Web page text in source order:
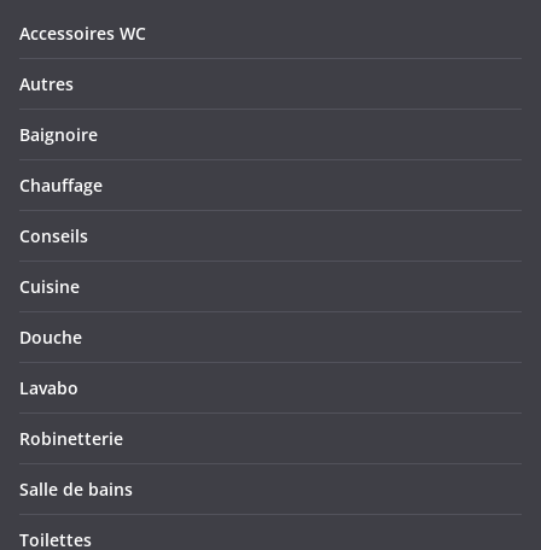
Accessoires WC
Autres
Baignoire
Chauffage
Conseils
Cuisine
Douche
Lavabo
Robinetterie
Salle de bains
Toilettes